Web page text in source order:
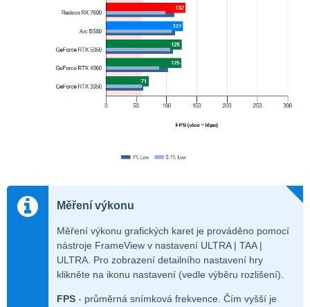
Měření výkonu
Měření výkonu grafických karet je prováděno pomocí
nástroje FrameView v nastavení ULTRA | TAA |
ULTRA. Pro zobrazení detailního nastavení hry
klikněte na ikonu nastavení (vedle výběru rozlišení).
FPS - průměrná snímková frekvence. Čím vyšší je